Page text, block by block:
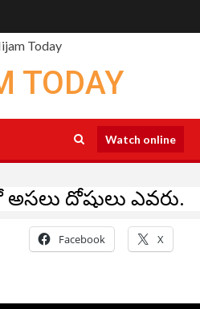
TODAY
Watch online
దోషులు ఎవరు.
Facebook X